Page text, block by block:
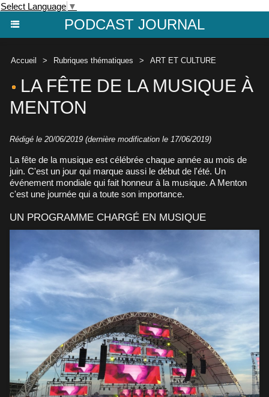
Select Language ▼
PODCAST JOURNAL
Accueil > Rubriques thématiques > ART ET CULTURE
LA FÊTE DE LA MUSIQUE À
MENTON
Rédigé le 20/06/2019 (dernière modification le 17/06/2019)
La fête de la musique est célébrée chaque année au mois de
juin. C'est un jour qui marque aussi le début de l'été. Un
événement mondiale qui fait honneur à la musique. A Menton
c'est une journée qui a toute son importance.
UN PROGRAMME CHARGÉ EN MUSIQUE